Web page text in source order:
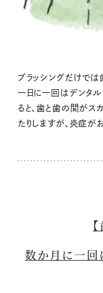
ブラッシングだけでは
一日に一回はデンタ
ると、歯と歯の間がス
たりしますが、炎症が
数か月に一回